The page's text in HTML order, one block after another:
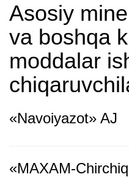
Asosiy
va boshqa
moddalar
«Navoiyazot» AJ
«MAXAM-